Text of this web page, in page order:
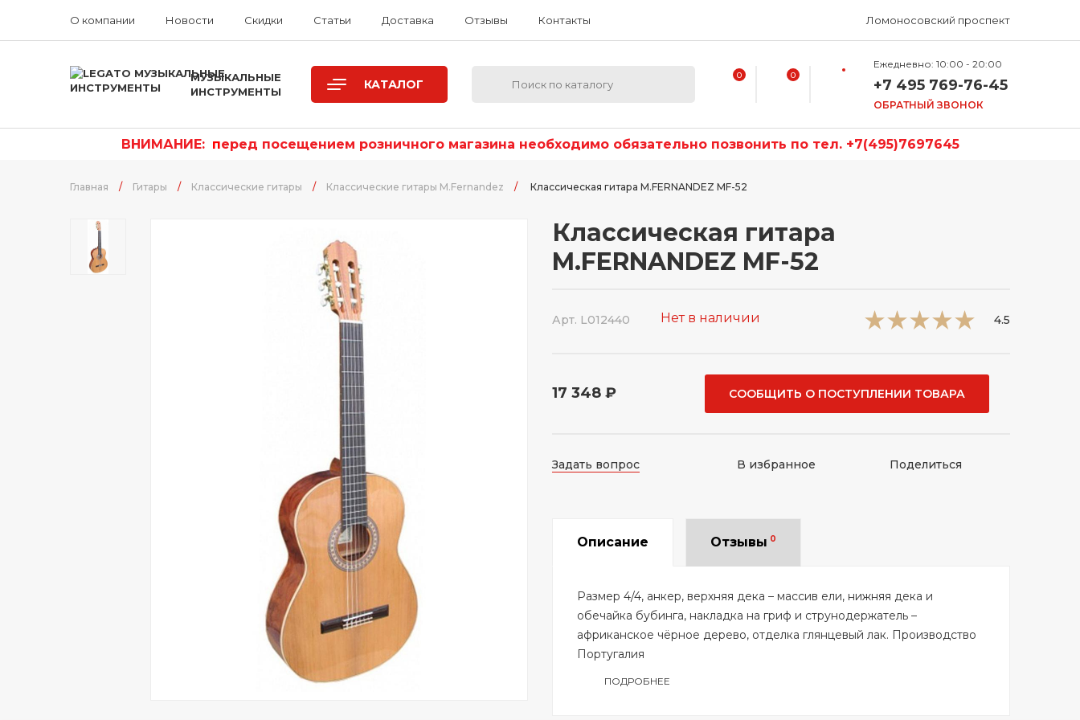
О компании Новости Скидки Статьи Доставка Отзывы Контакты Ломоносовский проспект
МУЗЫКАЛЬНЫЕ
ИНСТРУМЕНТЫ
КАТАЛОГ
0 0
Ежедневно: 10:00 - 20:00
+7 495 769-76-45
ОБРАТНЫЙ ЗВОНОК
ВНИМАНИЕ: перед посещением розничного магазина необходимо обязательно позвонить по тел. +7(495)7697645
Главная / Гитары / Классические гитары / Классические гитары M.Fernandez / Классическая гитара M.FERNANDEZ MF-52
Классическая гитара
M.FERNANDEZ MF-52
Арт. L012440 Нет в наличии 4.5
17 348 ₽ СООБЩИТЬ О ПОСТУПЛЕНИИ ТОВАРА
Задать вопрос В избранное Поделиться
Описание Отзывы 0
Размер 4/4, анкер, верхняя дека – массив ели, нижняя дека и
обечайка бубинга, накладка на гриф и струнодержатель –
африканское чёрное дерево, отделка глянцевый лак. Производство
Португалия
ПОДРОБНЕЕ